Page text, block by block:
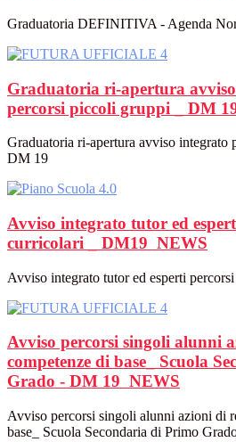
Graduatoria DEFINITIVA - Agenda
Graduatoria ri-apertura
percorsi piccoli gruppi _ DM
Graduatoria ri-apertura avviso integrato
DM 19
Avviso integrato tutor ed
curricolari _ DM19 NEWS
Avviso integrato tutor ed esperti
Avviso percorsi singoli alunni
competenze di base_ Scuola
Grado - DM 19 NEWS
Avviso percorsi singoli alunni azioni di
base_ Scuola Secondaria di Primo